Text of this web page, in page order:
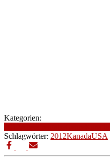
Kategorien:
Schlagwörter: 2012KanadaUSA